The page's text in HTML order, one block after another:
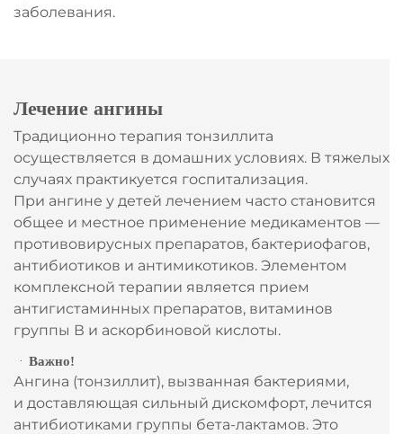
заболевания.
Лечение ангины
Традиционно терапия тонзиллита
осуществляется в домашних условиях. В тяжелых
случаях практикуется госпитализация.
При ангине у детей лечением часто становится
общее и местное применение медикаментов —
противовирусных препаратов, бактериофагов,
антибиотиков и антимикотиков. Элементом
комплексной терапии является прием
антигистаминных препаратов, витаминов
группы В и аскорбиновой кислоты.
Важно!
Ангина (тонзиллит), вызванная бактериями,
и доставляющая сильный дискомфорт, лечится
антибиотиками группы бета-лактамов. Это